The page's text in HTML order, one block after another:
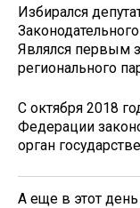
Избирался
Являлся первым
регионального
С октября 2018
Федерации
орган
А еще в этот день